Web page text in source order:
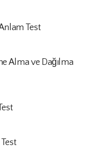
Test
Alma ve Dağılma